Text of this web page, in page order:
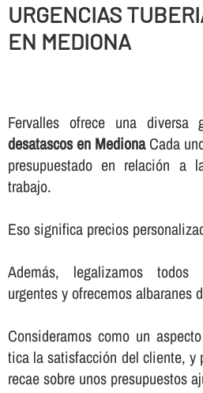
URGENCIAS
EN MEDIONA
Fervalles ofrece una diversa
desatascos en MedionaCada
presupuestado en relación a
trabajo.
Eso significa precios
Además, legalizamos todos
urgentes y ofrecemos albaranes
Consideramos como un
tica la satisfacción del cliente, y
recae sobre unos presupuestos